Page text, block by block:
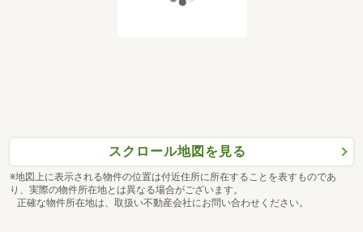
スクロール地図を見る
※地図上に表示される物件の位置は付近住所に所在することを表すものであ
り、実際の物件所在地とは異なる場合がございます。
正確な物件所在地は、取扱い不動産会社にお問い合わせください。